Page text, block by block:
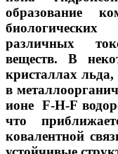
образование
различных
веществ. В
кристаллах
в
ионе F-H-F
что
ковалентной